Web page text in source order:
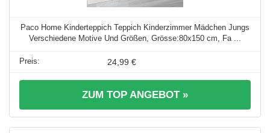
Paco Home Kinderteppich Teppich Kinderzimmer Mädchen Jungs
Verschiedene Motive Und Größen, Grösse:80x150 cm, Fa ...
24,99 €
ZUM TOP ANGEBOT »